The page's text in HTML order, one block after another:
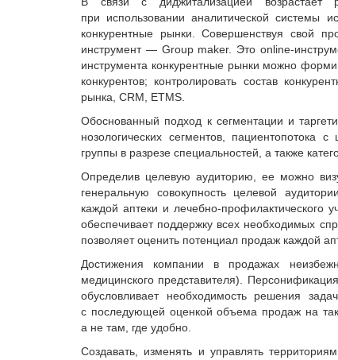
при использовании аналитической системы
конкурентные рынки. Совершенствуя свой
инструмент — Group maker. Это online-
инструмента конкурентные рынки можно
конкурентов; контролировать состав
рынка, CRM, ETMS.
Обоснованный подход к сегментации и
нозологических сегментов, пациентопотока
группы в разрезе специальностей, а также
Определив целевую аудиторию, ее можно
генеральную совокупность целевой
каждой аптеки и лечебно-профилактического
обеспечивает поддержку всех необходимых
позволяет оценить потенциал продаж каждой
Достижения компании в продажах
медицинского представителя).
обусловливает необходимость решения
с последующей оценкой объема продаж на
а не там, где удобно.
Создавать, изменять и управлять